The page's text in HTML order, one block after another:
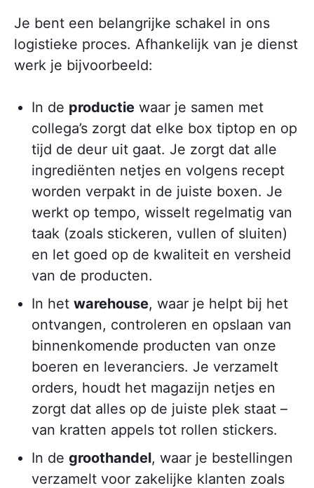
Je bent een belangrijke schakel in ons
logistieke proces. Afhankelijk van je dienst
werk je bijvoorbeeld:
In de productie waar je samen met
collega’s zorgt dat elke box tiptop en op
tijd de deur uit gaat. Je zorgt dat alle
ingrediënten netjes en volgens recept
worden verpakt in de juiste boxen. Je
werkt op tempo, wisselt regelmatig van
taak (zoals stickeren, vullen of sluiten)
en let goed op de kwaliteit en versheid
van de producten.
In het warehouse, waar je helpt bij het
ontvangen, controleren en opslaan van
binnenkomende producten van onze
boeren en leveranciers. Je verzamelt
orders, houdt het magazijn netjes en
zorgt dat alles op de juiste plek staat –
van kratten appels tot rollen stickers.
In de groothandel, waar je bestellingen
verzamelt voor zakelijke klanten zoals